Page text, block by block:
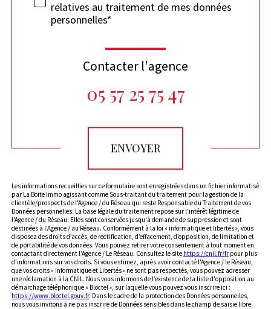
relatives au traitement de mes données
personnelles*
Contacter l'agence
05 57 25 75 47
ENVOYER
Les informations recueillies sur ce formulaire sont enregistrées dans un fichier informatisé
par La Boite Immo agissant comme Sous-traitant du traitement pour la gestion de la
clientèle/prospects de l'Agence / du Réseau qui reste Responsable du Traitement de vos
Données personnelles. La base légale du traitement repose sur l'intérêt légitime de
l'Agence / du Réseau. Elles sont conservées jusqu'à demande de suppression et sont
destinées à l'Agence / au Réseau. Conformément à la loi « informatique et libertés », vous
disposez des droits d’accès, de rectification, d’effacement, d’opposition, de limitation et
de portabilité de vos données. Vous pouvez retirer votre consentement à tout moment en
contactant directement l’Agence / Le Réseau. Consultez le site https://cnil.fr/fr pour plus
d’informations sur vos droits. Si vous estimez, après avoir contacté l'Agence / le Réseau,
que vos droits « Informatique et Libertés » ne sont pas respectés, vous pouvez adresser
une réclamation à la CNIL. Nous vous informons de l’existence de la liste d'opposition au
démarchage téléphonique « Bloctel », sur laquelle vous pouvez vous inscrire ici :
https://www.bloctel.gouv.fr. Dans le cadre de la protection des Données personnelles,
nous vous invitons à ne pas inscrire de Données sensibles dans le champ de saisie libre.